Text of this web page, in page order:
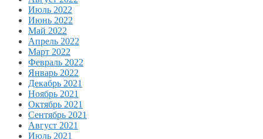
Июль 2022
Июнь 2022
Май 2022
Апрель 2022
Март 2022
Февраль 2022
Январь 2022
Декабрь 2021
Ноябрь 2021
Октябрь 2021
Сентябрь 2021
Август 2021
Июль 2021